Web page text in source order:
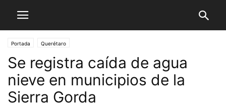
Portada Querétaro
Se registra caída de agua
nieve en municipios de la
Sierra Gorda